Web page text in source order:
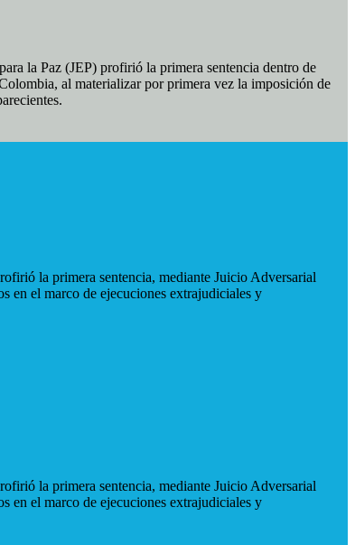
la Paz (JEP) profirió la primera sentencia dentro de
al materializar por primera vez la imposición de
la primera sentencia, mediante Juicio Adversarial
en el marco de ejecuciones extrajudiciales y
la primera sentencia, mediante Juicio Adversarial
en el marco de ejecuciones extrajudiciales y